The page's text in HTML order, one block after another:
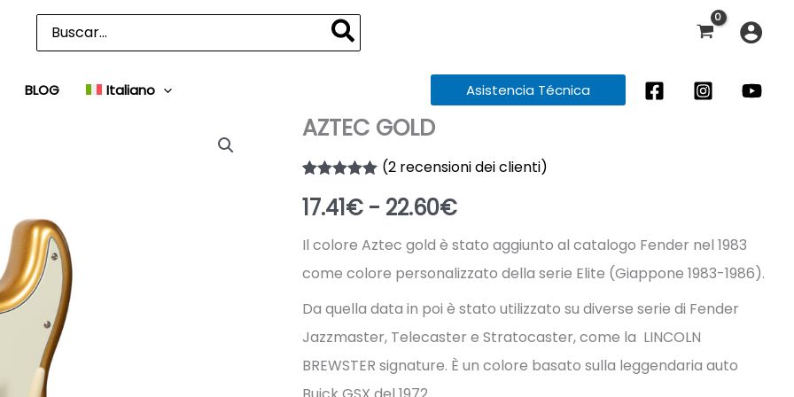
Ricerca
per:
BLOG Italiano Asistencia Técnica
AZTEC GOLD
su 5 su
base di
(2 recensioni dei clienti)
17.41€ - 22.60€Fascia
di
prezzo:
da
17.41€
Il colore Aztec gold è stato aggiunto al catalogo Fender nel 1983
come colore personalizzato della serie Elite (Giappone 1983-1986).
Da quella data in poi è stato utilizzato su diverse serie di Fender
Jazzmaster, Telecaster e Stratocaster, come la LINCOLN
BREWSTER signature. È un colore basato sulla leggendaria auto